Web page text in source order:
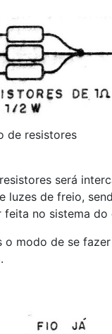
de resistores
será
luzes de freio,
feita no sistema do
o modo de se